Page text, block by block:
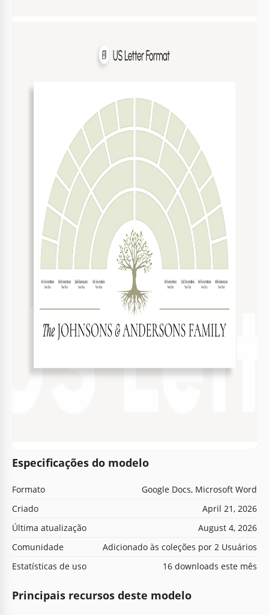
Especificações do modelo
Formato
Google Docs, Microsoft Word
Criado
April 21, 2026
Última atualização
August 4, 2026
Comunidade
Adicionado às coleções por 2 Usuários
Estatísticas de uso
16 downloads este mês
Principais recursos deste modelo